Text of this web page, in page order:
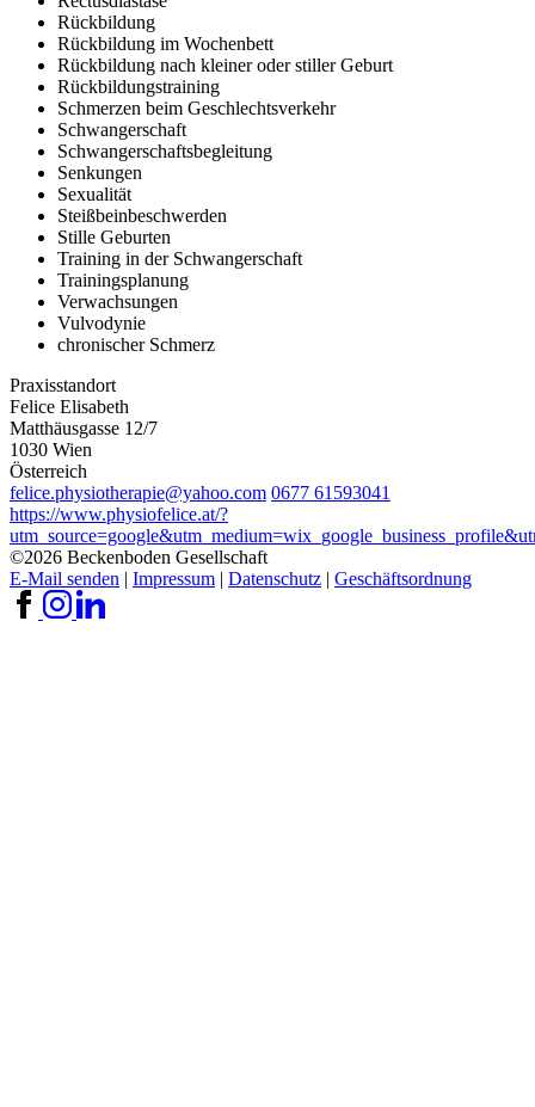
Rückbildung
Rückbildung im Wochenbett
Rückbildung nach kleiner oder stiller Geburt
Rückbildungstraining
Schmerzen beim Geschlechtsverkehr
Schwangerschaft
Schwangerschaftsbegleitung
Senkungen
Sexualität
Steißbeinbeschwerden
Stille Geburten
Training in der Schwangerschaft
Trainingsplanung
Verwachsungen
Vulvodynie
chronischer Schmerz
Praxisstandort
Felice Elisabeth
Matthäusgasse 12/7
1030 Wien
Österreich
felice.physiotherapie@yahoo.com 0677 61593041
https://www.physiofelice.at/?
©2026 Beckenboden Gesellschaft
E-Mail senden | Impressum | Datenschutz | Geschäftsordnung